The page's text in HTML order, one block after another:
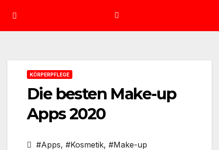
KÖRPERPFLEGE
Die besten Make-up
Apps 2020
#Apps, #Kosmetik, #Make-up